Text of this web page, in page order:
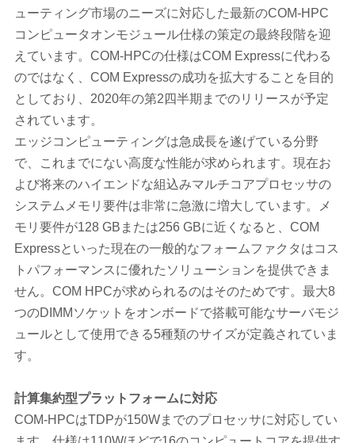
ューティング市場のニーズに対応した最新のCOM-HPC
コンピュータオンモジュール仕様の策定の最終段階を迎
えています。COM-HPCの仕様はCOM Expressに代わる
のではなく、COM Expressの成功を拡大することを目的
としており、2020年の第2四半期までのリリースが予定
されています。
エッジコンピューティングは急成長を遂げている分野
で、これまでにない高度な性能が求められます。現在お
よび将来のハイエンドな組込みマルチコアプロセッサの
システムメモリ要件は非常に急激に増大しています。メ
モリ要件が128 GBまたは256 GBに近くなると、COM
Expressといった現在の一般的なフォームファクタはコス
トパフォーマンスに優れたソリューションを提供できま
せん。COM HPCが求められるのはそのためです。最大8
つのDIMMソケットをオンボードで搭載可能なサーバモジ
ュールとして使用できる5種類のサイズが定義されていま
す。
計算集約型プラットフォームに対応
COM-HPCはTDPが150Wまでのプロセッサに対応してい